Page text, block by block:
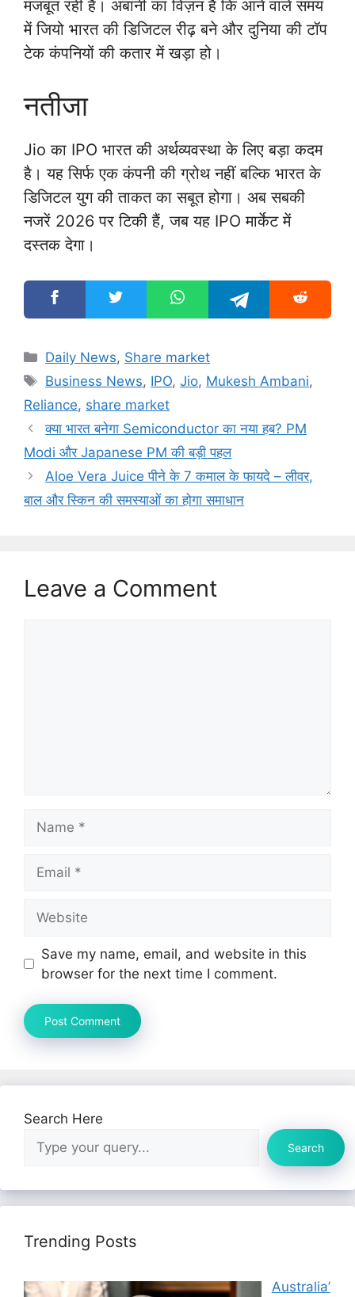
मजबूत रही है। अंबानी का विज़न है कि आने वाले समय
में जियो भारत की डिजिटल रीढ़ बने और दुनिया की टॉप
टेक कंपनियों की कतार में खड़ा हो।
नतीजा
Jio का IPO भारत की अर्थव्यवस्था के लिए बड़ा कदम
है। यह सिर्फ एक कंपनी की ग्रोथ नहीं बल्कि भारत के
डिजिटल युग की ताकत का सबूत होगा। अब सबकी
नजरें 2026 पर टिकी हैं, जब यह IPO मार्केट में
दस्तक देगा।
Categories
Daily News, Share market
Tags
Business News, IPO,Jio, Mukesh Ambani,
Reliance, share market
क्या भारत बनेगा Semiconductor का नया हब? PM
Modi और Japanese PM की बड़ी पहल
Aloe Vera Juice पीने के 7 कमाल के फायदे – लीवर,
बाल और स्किन की समस्याओं का होगा समाधान
Leave a Comment
Save my name, email, and website in this
browser for the next time I comment.
Search Here
Search
Trending Posts
Australia’